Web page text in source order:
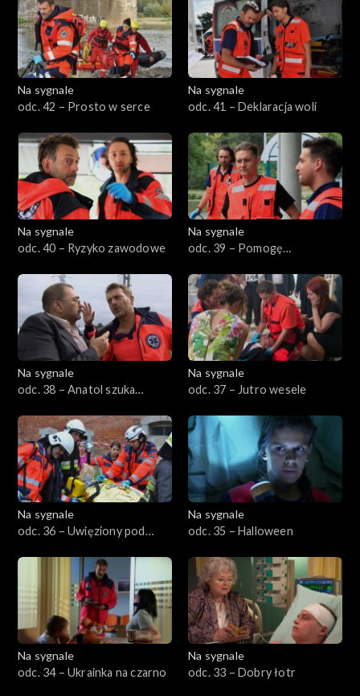
Na sygnale
odc. 42 – Prosto w serce
Na sygnale
odc. 41 – Deklaracja woli
Na sygnale
odc. 40 – Ryzyko zawodowe
Na sygnale
odc. 39 – Pomogę
Na sygnale
odc. 38 – Anatol szuka
Na sygnale
odc. 37 – Jutro wesele
Na sygnale
odc. 36 – Uwięziony pod
Na sygnale
odc. 35 – Halloween
Na sygnale
odc. 34 – Ukrainka na czarno
Na sygnale
odc. 33 – Dobry łotr